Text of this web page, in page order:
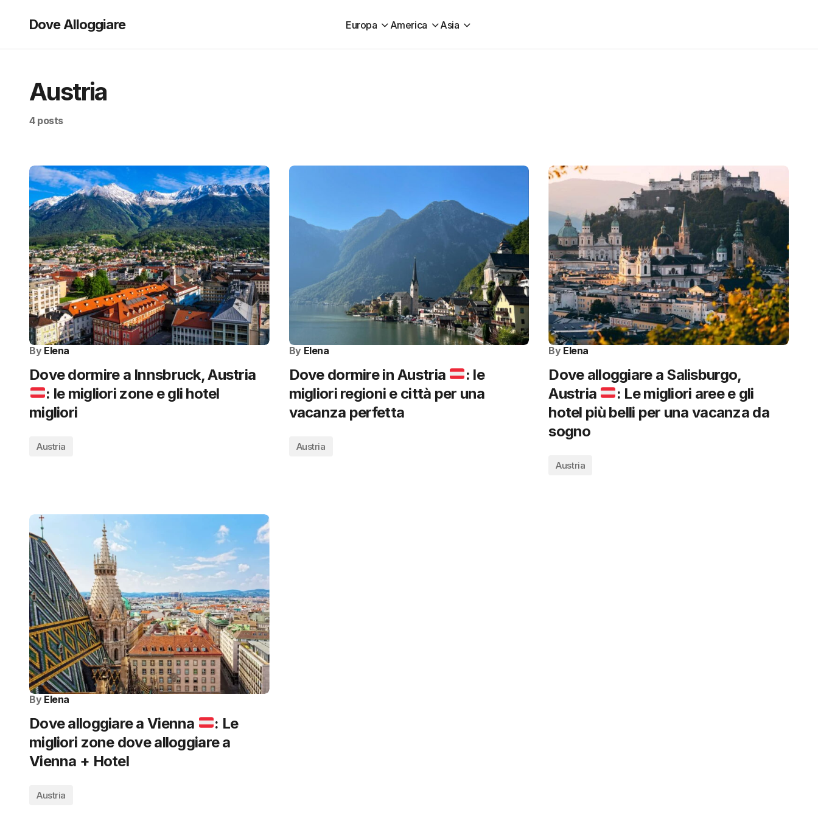
Dove Alloggiare Europa America Asia
Austria
4 posts
By Elena
Dove dormire a Innsbruck, Austria
: le migliori zone e gli hotel
migliori
Austria
By Elena
Dove dormire in Austria
: le
migliori regioni e città per una
vacanza perfetta
Austria
By Elena
Dove alloggiare a Salisburgo,
Austria
: Le migliori aree e gli
hotel più belli per una vacanza da
sogno
Austria
By Elena
Dove alloggiare a Vienna
: Le
migliori zone dove alloggiare a
Vienna + Hotel
Austria